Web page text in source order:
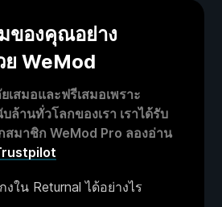
ของคุณอย่าง
WeMod
เสมอและฟรีเสมอเพราะ
ล้านทั่วโลกของเรา เราได้รับ
มาชิก WeMod Pro ลองอ่าน
ใน Returnal ได้อย่างไร